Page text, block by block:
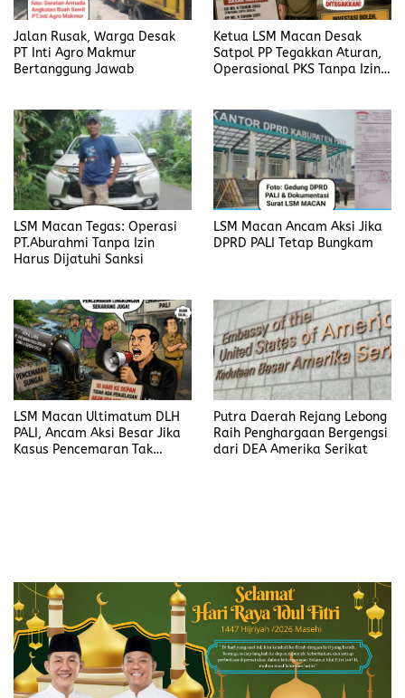
Jalan Rusak, Warga Desak
PT Inti Agro Makmur
Bertanggung Jawab
Ketua LSM Macan Desak
Satpol PP Tegakkan Aturan,
Operasional PKS Tanpa Izin
LSM Macan Tegas: Operasi
PT.Aburahmi Tanpa Izin
Harus Dijatuhi Sanksi
LSM Macan Ancam Aksi Jika
DPRD PALI Tetap Bungkam
LSM Macan Ultimatum DLH
PALI, Ancam Aksi Besar Jika
Kasus Pencemaran Tak
Putra Daerah Rejang Lebong
Raih Penghargaan Bergengsi
dari DEA Amerika Serikat